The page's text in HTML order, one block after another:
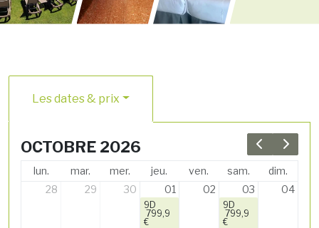
Les dates & prix
Previous
Next
OCTOBRE 2026
lun. mar. mer. jeu. ven. sam.
dim.
28
29 30 01
9D
799,9
€
02 03
9D
799,9
€
04